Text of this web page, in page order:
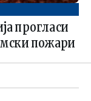
прогласи
пожари